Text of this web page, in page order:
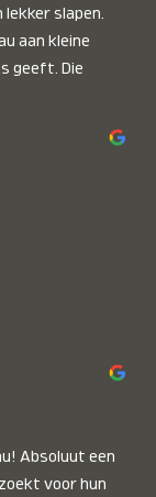
lekker slapen.
aan kleine
geeft. Die
Absoluut een
voor hun